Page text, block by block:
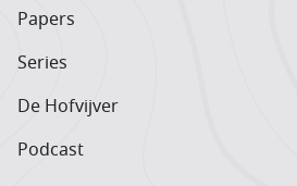
Papers
Series
De Hofvijver
Podcast